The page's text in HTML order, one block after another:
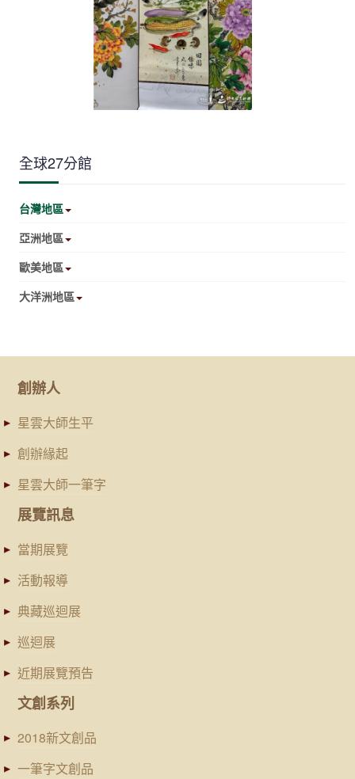
全球27分館
台灣地區
亞洲地區
歐美地區
大洋洲地區
創辦人
星雲大師生平
創辦緣起
星雲大師一筆字
展覽訊息
當期展覽
活動報導
典藏巡迴展
巡迴展
近期展覽預告
文創系列
2018新文創品
一筆字文創品